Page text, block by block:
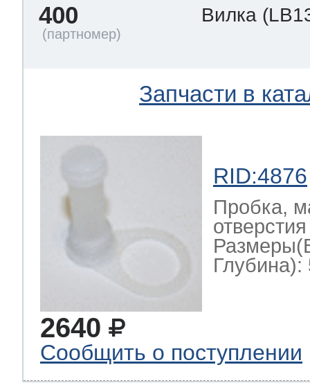
400 Вилка
Запчасти в
RID:4876
Пробка,
Глубина):
2640
Сообщить о поступлении